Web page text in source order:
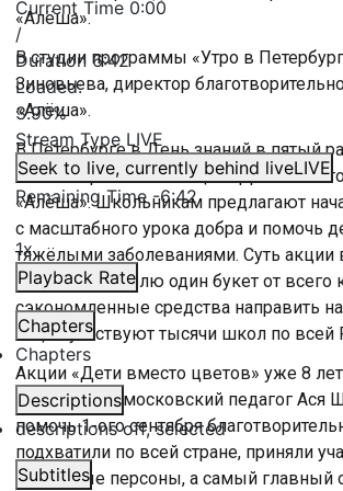
Current Time 0:00
/
Duration 6:42
Loaded:
3.90%
Stream Type LIVE
Seek to live, currently behind liveLIVE
Remaining Time-6:42
1x
Playback Rate
Chapters
Chapters
Descriptions
descriptions off, selected
Subtitles
«Алёша».
В студии программы «Утро в
Зиновьева, директор
«Алёша».
В Петербурге в День знаний в пятый
благотворительная акция «Дети
«Алёша». Школьникам предлагают
с масштабного урока добра и помочь
тяжёлыми заболеваниями. Суть акции
подарить учителю один букет от всего
сэкономленные средства направить
акции участвуют тысячи школ по всей
Акции «Дети вместо цветов» уже 8
предложила московский педагог Ася
помочь 1-ого сентября
подхватили по всей стране, приняли
известные персоны, а самый главный